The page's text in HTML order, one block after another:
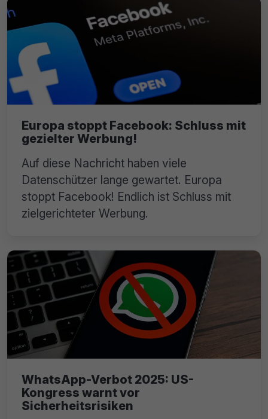
Europa stoppt Facebook: Schluss mit
gezielter Werbung!
Auf diese Nachricht haben viele
Datenschützer lange gewartet. Europa
stoppt Facebook! Endlich ist Schluss mit
zielgerichteter Werbung.
WhatsApp-Verbot 2025: US-
Kongress warnt vor
Sicherheitsrisiken